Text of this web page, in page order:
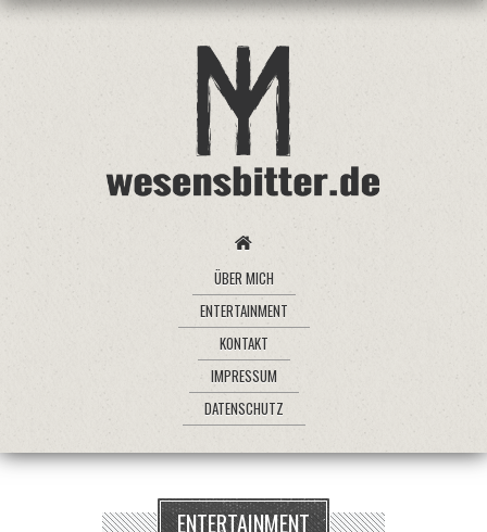
ÜBER MICH
ENTERTAINMENT
KONTAKT
IMPRESSUM
DATENSCHUTZ
ENTERTAINMENT